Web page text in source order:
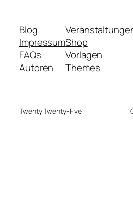
Blog
Impressum
FAQs
Autoren
Shop
Vorlagen
Themes
Twenty Twenty-Five